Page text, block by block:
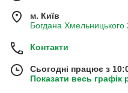
м. Київ
Богдана Хмельницького
Контакти
Сьогодні працює з
Показати весь графік